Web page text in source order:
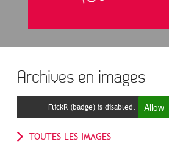
Archives en images
FlickR (badge) is disabled. Allow
TOUTES LES IMAGES